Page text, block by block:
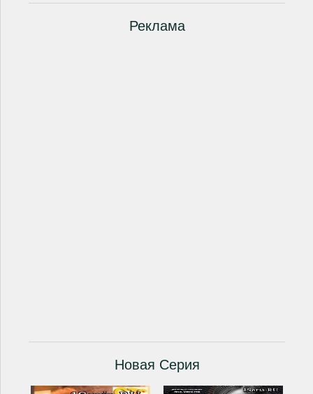
Реклама
Новая Серия